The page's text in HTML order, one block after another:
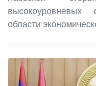
области